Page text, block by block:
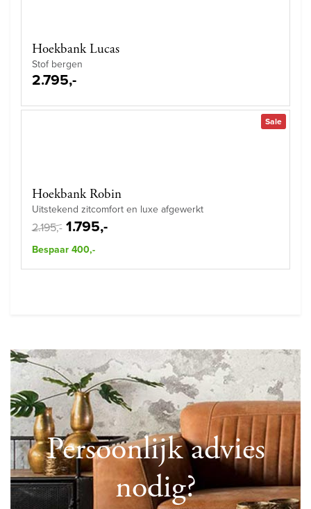
Hoekbank Lucas
Stof bergen
2.795,-
Sale
Hoekbank Robin
Uitstekend zitcomfort en luxe afgewerkt
2.195,- 1.795,-
Bespaar 400,-
Persoonlijk advies
nodig?